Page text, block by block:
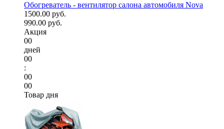
Обогреватель - вентилятор салона автомобиля Nova
1500.00 руб.
990.00 руб.
Акция
00
дней
00
:
00
00
Товар дня